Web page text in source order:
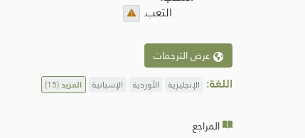
التعب.
عرض الترجمات
اللغة: الإنجليزية الأوردية الإسبانية المزيد(15)
المراجع